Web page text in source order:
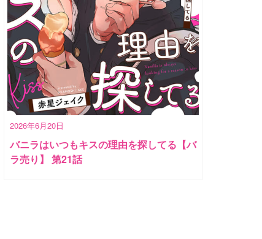
2026年6月20日
バニラはいつもキスの理由を探してる【バ
ラ売り】 第21話